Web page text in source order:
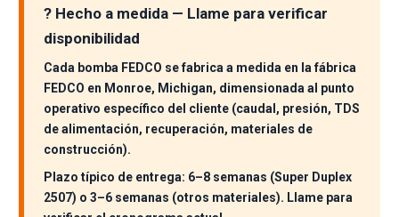
? Hecho a medida — Llame para verificar
disponibilidad
Cada bomba FEDCO se fabrica a medida en la fábrica
FEDCO en Monroe, Michigan, dimensionada al punto
operativo específico del cliente (caudal, presión, TDS
de alimentación, recuperación, materiales de
construcción).
Plazo típico de entrega: 6–8 semanas (Super Duplex
2507) o 3–6 semanas (otros materiales). Llame para